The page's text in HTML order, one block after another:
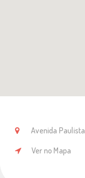
Avenida Paulista
Ver no Mapa